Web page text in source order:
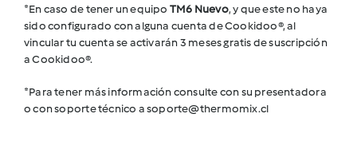
*En caso de tener un equipo TM6 Nuevo, y que este no haya
sido configurado con alguna cuenta de Cookidoo®, al
vincular tu cuenta se activarán 3 meses gratis de suscripción
a Cookidoo®.
*Para tener más información consulte con su presentadora
o con soporte técnico a soporte@thermomix.cl